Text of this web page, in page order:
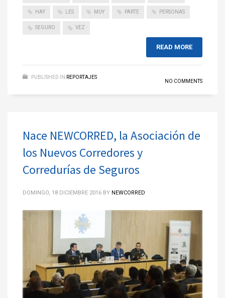
HAY LES MUY PARTE PERSONAS
SEGURO VEZ
READ MORE
PUBLISHED IN REPORTAJES
NO COMMENTS
Nace NEWCORRED, la Asociación de
los Nuevos Corredores y
Corredurías de Seguros
DOMINGO, 18 DICIEMBRE 2016 BY NEWCORRED